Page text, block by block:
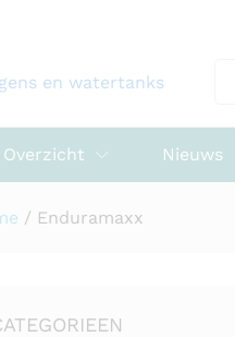
Overzicht Nieuws
/ Enduramaxx